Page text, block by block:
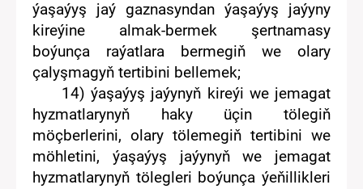
ýaşaýyş jaý gaznasyndan ýaşaýyş jaýyny
kireýine almak-bermek şertnamasy
boýunça raýatlara bermegiň we olary
çalyşmagyň tertibini bellemek;
14) ýaşaýyş jaýynyň kireýi we jemagat
hyzmatlarynyň
haky üçin tölegiň
möçberlerini, olary tölemegiň tertibini we
möhletini,
ýaşaýyş jaýynyňwe jemagat
hyzmatlarynyň tölegleri boýunça ýeňillikleri